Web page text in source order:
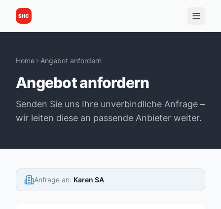
SHC
Home Angebot anfordern
Angebot anfordern
Senden Sie uns Ihre unverbindliche Anfrage –
wir leiten diese an passende Anbieter weiter.
Anfrage an: Karen SA